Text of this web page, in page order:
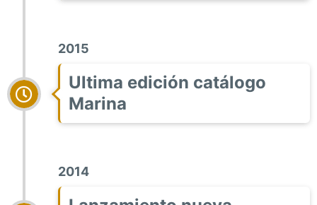
2015
Ultima edición catálogo
Marina
2014